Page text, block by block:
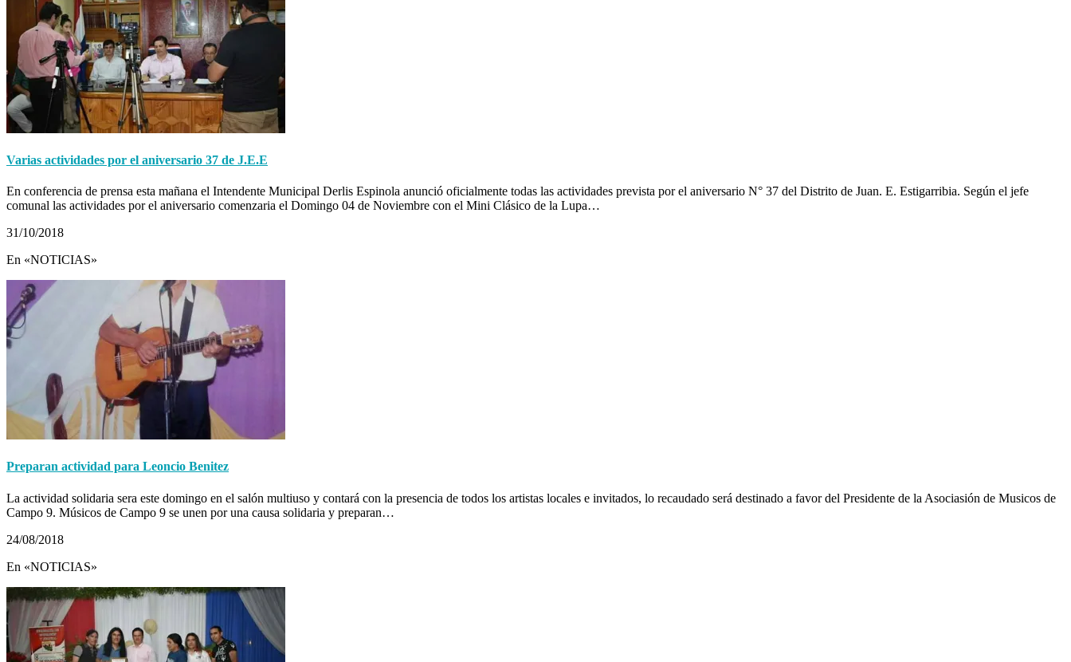
Varias actividades por el aniversario 37 de J.E.E
En conferencia de prensa esta mañana el Intendente Municipal Derlis Espinola anunció oficialmente todas las actividades prevista por el aniversario N° 37 del Distrito de Juan. E. Estigarribia. Según el jefe
comunal las actividades por el aniversario comenzaria el Domingo 04 de Noviembre con el Mini Clásico de la Lupa…
31/10/2018
En «NOTICIAS»
Preparan actividad para Leoncio Benitez
La actividad solidaria sera este domingo en el salón multiuso y contará con la presencia de todos los artistas locales e invitados, lo recaudado será destinado a favor del Presidente de la Asociasión de Musicos de
Campo 9. Músicos de Campo 9 se unen por una causa solidaria y preparan…
24/08/2018
En «NOTICIAS»